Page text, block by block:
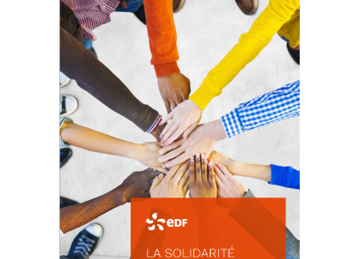
La prévention des conflits
d’intérêts
18 septembre 2023
FEUILLETER